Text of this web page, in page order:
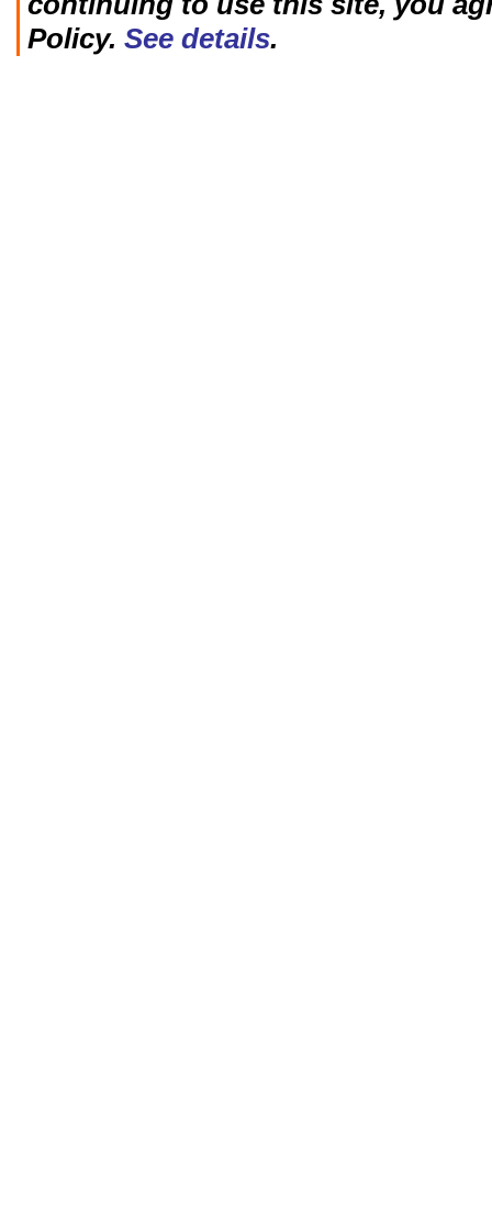
Policy. See details.